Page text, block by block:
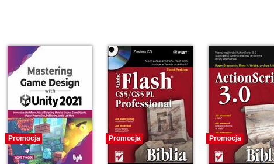
Promocja Promocja Promocja